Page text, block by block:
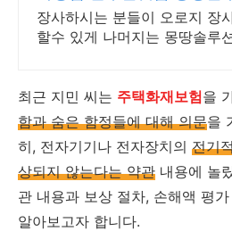
장사만 집중할수 있는 플랫
장사하시는 분들이 오로지 장
할수 있게 나머지는 몽땅솔루
재보험제공/SNS업체등록서비
최근 지민 씨는 주택화재보험을
함과 숨은 함정들에 대해 의문을
히, 전자기기나 전자장치의 전기
상되지 않는다는 약관 내용에 놀
관 내용과 보상 절차, 손해액 평
알아보고자 합니다.